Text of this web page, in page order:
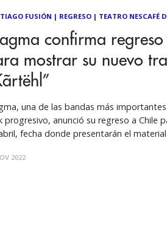
FUSIÓN | REGRESO| TEATRO NESCAFÉ
confirma
mostrar su nuevo
una de las bandas más
progresivo, anunció su regreso a Chile
fecha donde presentarán el
nació como consecuencia de
2022